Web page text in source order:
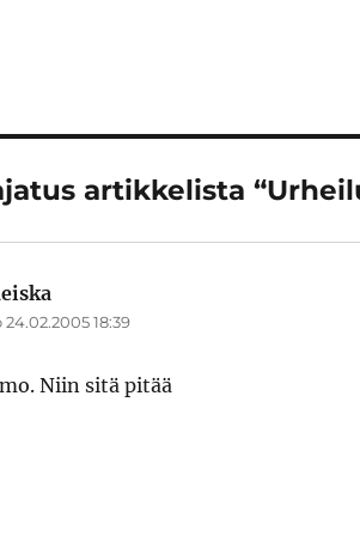
artikkelista
24.02.2005 18:39
Niin sitä pitää